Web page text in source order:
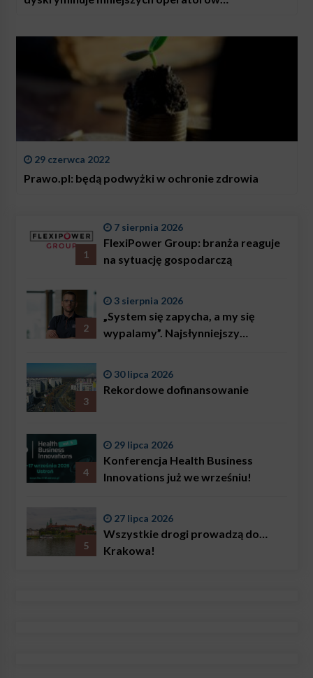
29 czerwca 2022
Prawo.pl: będą podwyżki w ochronie zdrowia
1
7 sierpnia 2026
FlexiPower Group: branża reaguje
na sytuację gospodarczą
2
3 sierpnia 2026
„System się zapycha, a my się
wypalamy”. Najsłynniejszy
problemem są nie tylko choroby
3
30 lipca 2026
Rekordowe dofinansowanie
4
29 lipca 2026
Konferencja Health Business
Innovations już we wrześniu!
5
27 lipca 2026
Wszystkie drogi prowadzą do…
Krakowa!